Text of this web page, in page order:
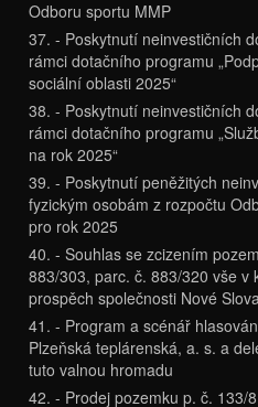
Odboru sportu MMP
37. - Poskytnutí neinvestičních
rámci dotačního programu
sociální oblasti 2025“
38. - Poskytnutí neinvestičních
rámci dotačního programu
na rok 2025“
39. - Poskytnutí peněžitých
fyzickým osobám z rozpočtu
pro rok 2025
40. - Souhlas se zcizením
883/303, parc. č. 883/320 vše v
prospěch společnosti Nové
41. - Program a scénář
Plzeňská teplárenská, a. s. a
tuto valnou hromadu
42. - Prodej pozemku p. č. 133/